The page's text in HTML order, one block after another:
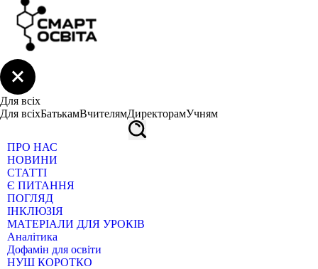
Для всіх
Для всіхБатькамВчителямДиректорамУчням
ПРО НАС
НОВИНИ
СТАТТІ
Є ПИТАННЯ
ПОГЛЯД
ІНКЛЮЗІЯ
МАТЕРІАЛИ ДЛЯ УРОКІВ
Аналітика
Дофамін для освіти
НУШ КОРОТКО